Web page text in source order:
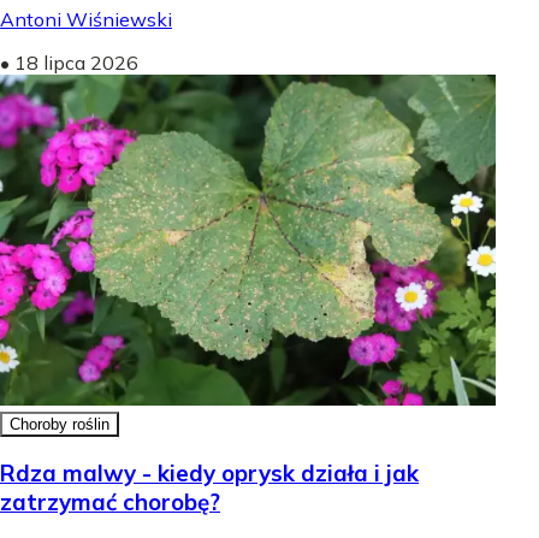
Antoni Wiśniewski
• 18 lipca 2026
Choroby roślin
Rdza malwy - kiedy oprysk działa i jak
zatrzymać chorobę?